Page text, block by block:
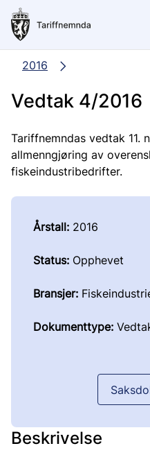
Hopp
hovedinnhold
2016
Vedtak 4/2016
Tariffnemndas vedtak 11.
allmenngjøring av
fiskeindustribedrifter.
Årstall: 2016
Status: Opphevet
Bransjer:
Dokumenttype:
Beskrivelse